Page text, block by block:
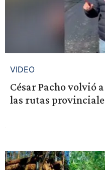
VIDEO
César Pacho volvió
las rutas